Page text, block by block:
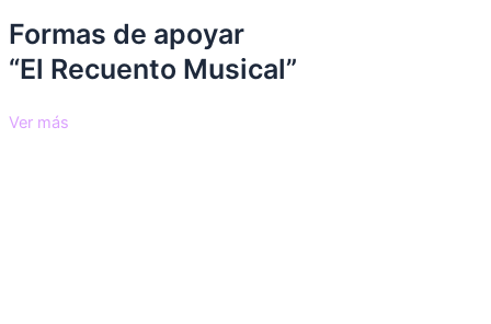
Formas de apoyar
“El Recuento Musical”
Ver más